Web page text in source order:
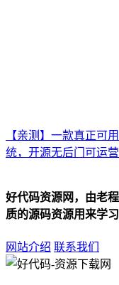
【亲测】一款真正可
统，开源无后门可运营
好代码资源网，由老
质的源码资源用来学
网站介绍 联系我们